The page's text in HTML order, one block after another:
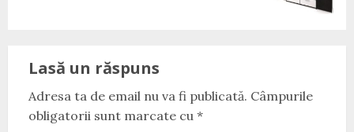
Lasă un răspuns
Adresa ta de email nu va fi publicată. Câmpurile
obligatorii sunt marcate cu *